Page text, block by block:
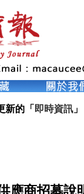
新的「 即時資訊 」
應商招募說